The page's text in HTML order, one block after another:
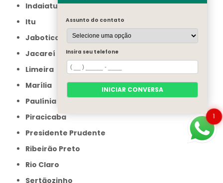
Indaiatuba
Itu
Jaboticabal
Jacareí
Limeira
Marília
Paulínia
Piracicaba
Presidente Prudente
Ribeirão Preto
Rio Claro
Sertãozinho
1
Assunto do contato
Insira seu telefone
INICIAR CONVERSA